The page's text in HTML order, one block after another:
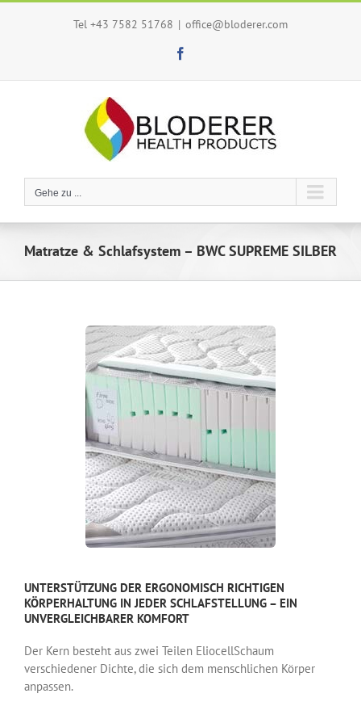
Zum
Tel +43 7582 51768 | office@bloderer.com
Gehe zu ...
Matratze & Schlafsystem – BWC SUPREME SILBER
UNTERSTÜTZUNG DER ERGONOMISCH RICHTIGEN
KÖRPERHALTUNG IN JEDER SCHLAFSTELLUNG – EIN
UNVERGLEICHBARER KOMFORT
Der Kern besteht aus zwei Teilen EliocellSchaum
verschiedener Dichte, die sich dem menschlichen Körper
anpassen.